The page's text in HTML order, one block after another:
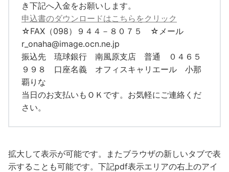
き下記へ入金をお願いします。
申込書のダウンロードはこちらをクリック
☆FAX（098）９４４－８０７５ ☆メール
r_onaha@image.ocn.ne.jp
振込先 琉球銀行 南風原支店 普通 ０４６５
９９８ 口座名義 オフィスキャリエール 小那
覇りな
当日のお支払いもＯＫです。お気軽にご連絡くだ
さい。
拡大して表示が可能です。またブラウザの新しいタブで表
示することも可能です。下記pdf表示エリアの右上のアイ